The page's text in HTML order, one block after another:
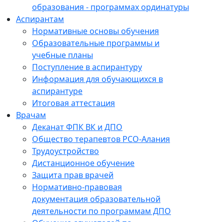
образования - программах ординатуры
Аспирантам
Нормативные основы обучения
Образовательные программы и
учебные планы
Поступление в аспирантуру
Информация для обучающихся в
аспирантуре
Итоговая аттестация
Врачам
Деканат ФПК ВК и ДПО
Общество терапевтов РСО-Алания
Трудоустройство
Дистанционное обучение
Защита прав врачей
Нормативно-правовая
документация образовательной
деятельности по программам ДПО